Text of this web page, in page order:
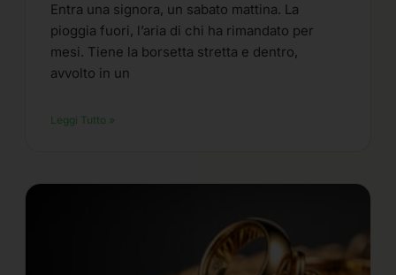
Entra una signora, un sabato mattina. La
pioggia fuori, l’aria di chi ha rimandato per
mesi. Tiene la borsetta stretta e dentro,
avvolto in un
Leggi Tutto »